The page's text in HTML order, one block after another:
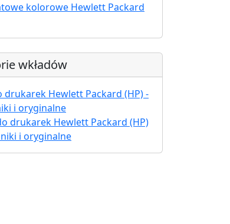
kolorowe Hewlett Packard
wkładów
drukarek Hewlett Packard (HP) -
i oryginalne
drukarek Hewlett Packard (HP)
i oryginalne